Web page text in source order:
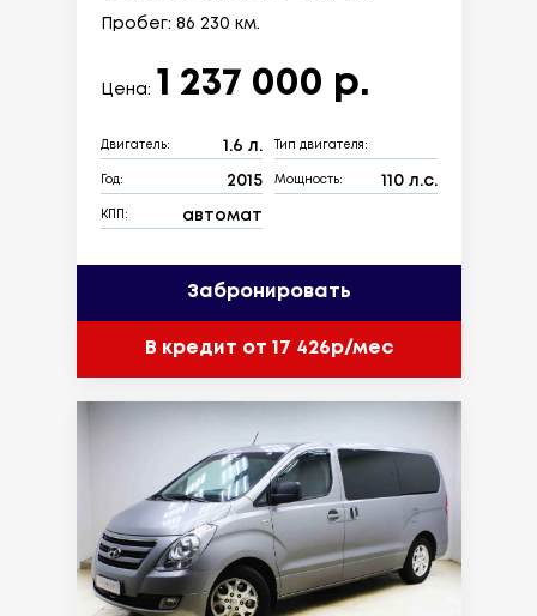
Пробег: 86 230 км.
Цена: 1 237 000 р.
Двигатель: 1.6 л. Тип двигателя:
Год: 2015 Мощность: 110 л.с.
КПП: автомат
Забронировать
В кредит от 17 426р/мес